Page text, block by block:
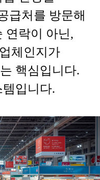
급처를 방문해
연락이 아닌,
체인지가
핵심입니다.
입니다.